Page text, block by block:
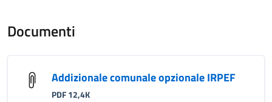
Documenti
Addizionale comunale opzionale IRPEF
PDF 12,4K